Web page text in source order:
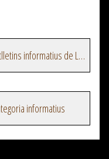
Veure més episodis del programa Butlletins informatius de La Xarxa
informatius